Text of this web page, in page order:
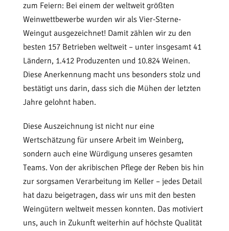
zum Feiern: Bei einem der weltweit größten
Weinwettbewerbe wurden wir als Vier-Sterne-
Weingut ausgezeichnet! Damit zählen wir zu den
besten 157 Betrieben weltweit – unter insgesamt 41
Ländern, 1.412 Produzenten und 10.824 Weinen.
Diese Anerkennung macht uns besonders stolz und
bestätigt uns darin, dass sich die Mühen der letzten
Jahre gelohnt haben.
Diese Auszeichnung ist nicht nur eine
Wertschätzung für unsere Arbeit im Weinberg,
sondern auch eine Würdigung unseres gesamten
Teams. Von der akribischen Pflege der Reben bis hin
zur sorgsamen Verarbeitung im Keller – jedes Detail
hat dazu beigetragen, dass wir uns mit den besten
Weingütern weltweit messen konnten. Das motiviert
uns, auch in Zukunft weiterhin auf höchste Qualität